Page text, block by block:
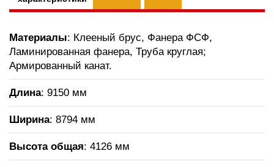
Материалы: Клееный брус, Фанера ФСФ,
Ламинированная фанера, Труба круглая;
Армированный канат.
Длина: 9150 мм
Ширина: 8794 мм
Высота общая: 4126 мм